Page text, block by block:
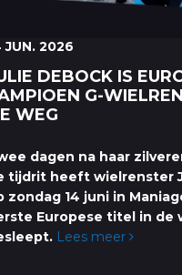
JUN. 2026
DEBOCK IS
G-
WEG
dagen na haar
tijdrit heeft wielrenster
zondag 14 juni in
Europese titel in de
Lees meer